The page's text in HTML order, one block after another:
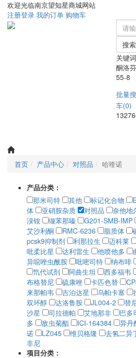
欢迎光临南京望知星商城网站
注册登录 我的订单 购物车
搜索
关键
酮洛
55-8
批量
车(0)
首页 产品中心 对照品 哈喹诺
产品分类：
那米司特
其他 标记化合物
体
亚硝胺杂质 对照品 奈他地
溴铵
缬苯那嗪 G201-SMB-IMP
艾沙利酮
RMC-6236 脂质体
pcsk9抑制剂
利那拉生 迈科莱
吡柔比星
达利雷生 他喷他多
异噁唑虫酰胺
吡嘧司特 纳布啡
氘代试剂
阿曲生坦 西多福韦
布格替尼
硫康唑 卡匹色替
来那帕韦
吉泊达星 乌帕卡塞
双环醇
达洛鲁胺 JL004-2 替
沙星
司拉德帕 艾地那非 巴多
多
敌虫菊酯 ICI-164384 异丹
诺
LZ045 维贝格隆 去氢二异
非尼
项目分类：